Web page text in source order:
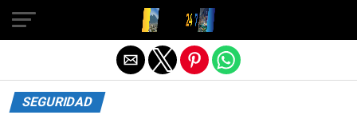
SEGURIDAD
Salir de la versión móvil